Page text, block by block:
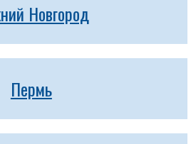
Новгород
Пермь